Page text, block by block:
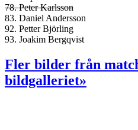
78. Peter Karlsson
83. Daniel Andersson
92. Petter Björling
93. Joakim Bergqvist
Fler bilder från
bildgalleriet»